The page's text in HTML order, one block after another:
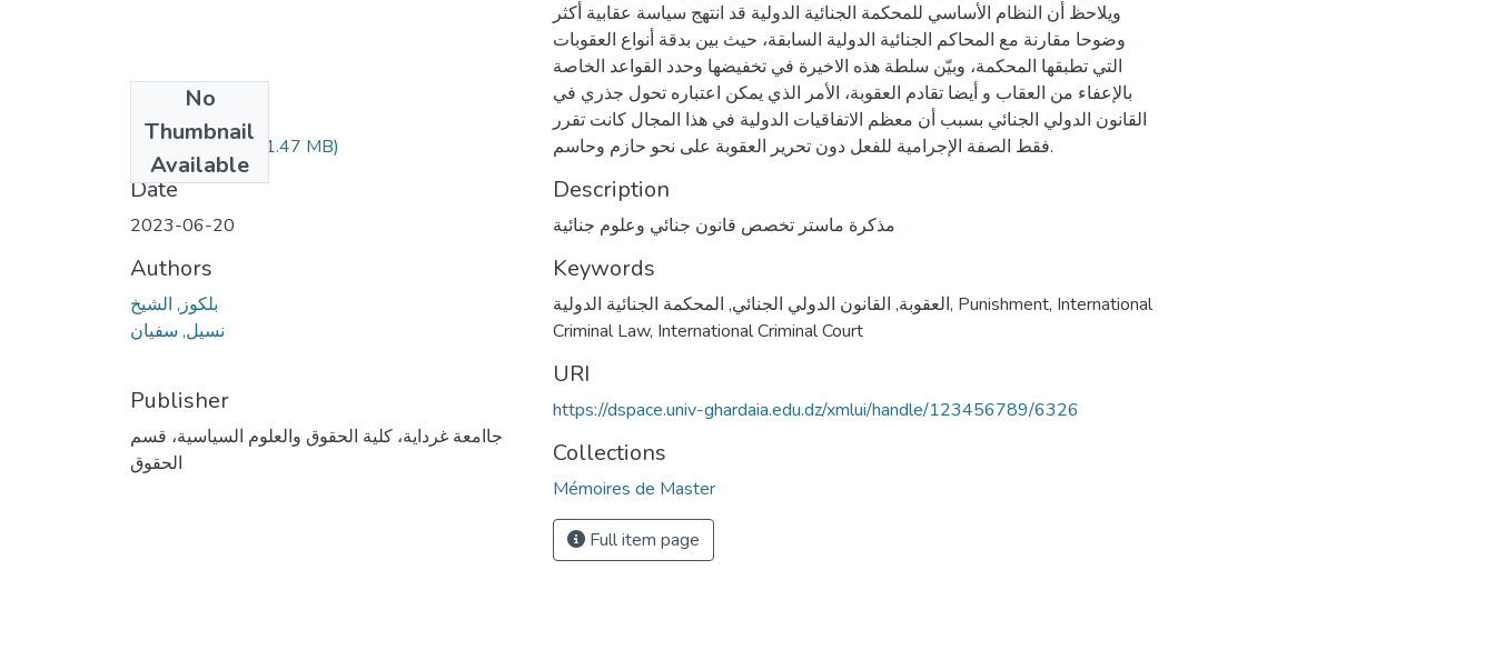
No
Thumbnail
Available
348.02.356.pdf (1.47 MB)
Date
2023-06-20
Authors
بلكوز, الشيخ
نسيل, سفيان
Publisher
جاامعة غرداية، كلية الحقوق والعلوم السياسية، قسم
الحقوق
ويلاحظ أن النظام الأساسي للمحكمة الجنائية الدولية قد انتهج سياسة عقابية أكثر
وضوحا مقارنة مع المحاكم الجنائية الدولية السابقة، حيث بين بدقة أنواع العقوبات
التي تطبقها المحكمة، وبيّن سلطة هذه الاخيرة في تخفيضها وحدد القواعد الخاصة
بالإعفاء من العقاب و أيضا تقادم العقوبة، الأمر الذي يمكن اعتباره تحول جذري في
القانون الدولي الجنائي بسبب أن معظم الاتفاقيات الدولية في هذا المجال كانت تقرر
فقط الصفة الإجرامية للفعل دون تحرير العقوبة على نحو حازم وحاسم.
Description
مذكرة ماستر تخصص قانون جنائي وعلوم جنائية
Keywords
العقوبة, القانون الدولي الجنائي, المحكمة الجنائية الدولية , Punishment, International
Criminal Law, International Criminal Court
URI
https://dspace.univ-ghardaia.edu.dz/xmlui/handle/123456789/6326
Collections
Mémoires de Master
Full item page